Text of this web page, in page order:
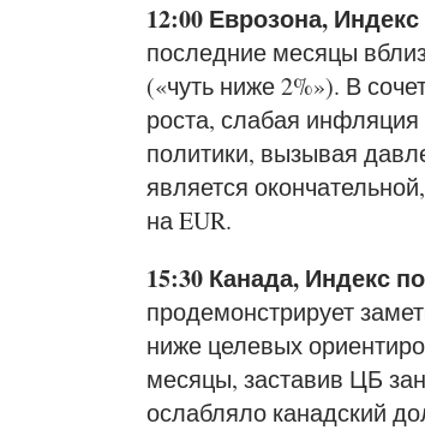
12:00 Еврозона,
последние месяцы
(«чуть ниже 2%»). В
роста, слабая
политики, вызывая
является
на EUR.
15:30 Канада, Индекс
продемонстрирует
ниже целевых
месяцы, заставив ЦБ
ослабляло канадский